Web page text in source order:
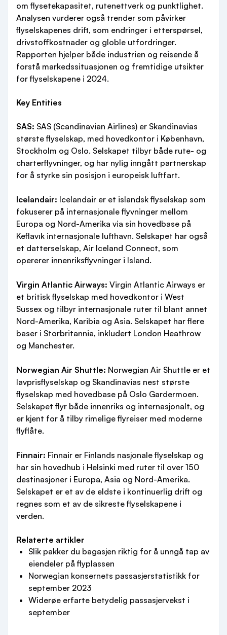
om flysetekapasitet, rutenettverk og punktlighet.
Analysen vurderer også trender som påvirker
flyselskapenes drift, som endringer i etterspørsel,
drivstoffkostnader og globle utfordringer.
Rapporten hjelper både industrien og reisende å
forstå markedssituasjonen og fremtidige utsikter
for flyselskapene i 2024.
Key Entities
SAS: SAS (Scandinavian Airlines) er Skandinavias
største flyselskap, med hovedkontor i København,
Stockholm og Oslo. Selskapet tilbyr både rute- og
charterflyvninger, og har nylig inngått partnerskap
for å styrke sin posisjon i europeisk luftfart.
Icelandair: Icelandair er et islandsk flyselskap som
fokuserer på internasjonale flyvninger mellom
Europa og Nord-Amerika via sin hovedbase på
Keflavık internasjonale lufthavn. Selskapet har også
et datterselskap, Air Iceland Connect, som
opererer innenriksflyvninger i Island.
Virgin Atlantic Airways: Virgin Atlantic Airways er
et britisk flyselskap med hovedkontor i West
Sussex og tilbyr internasjonale ruter til blant annet
Nord-Amerika, Karibia og Asia. Selskapet har flere
baser i Storbritannia, inkludert London Heathrow
og Manchester.
Norwegian Air Shuttle: Norwegian Air Shuttle er et
lavprisflyselskap og Skandinavias nest største
flyselskap med hovedbase på Oslo Gardermoen.
Selskapet flyr både innenriks og internasjonalt, og
er kjent for å tilby rimelige flyreiser med moderne
flyflåte.
Finnair: Finnair er Finlands nasjonale flyselskap og
har sin hovedhub i Helsinki med ruter til over 150
destinasjoner i Europa, Asia og Nord-Amerika.
Selskapet er et av de eldste i kontinuerlig drift og
regnes som et av de sikreste flyselskapene i
verden.
Relaterte artikler
Slik pakker du bagasjen riktig for å unngå tap av
eiendeler på flyplassen
Norwegian konsernets passasjerstatistikk for
september 2023
Widerøe erfarte betydelig passasjervekst i
september